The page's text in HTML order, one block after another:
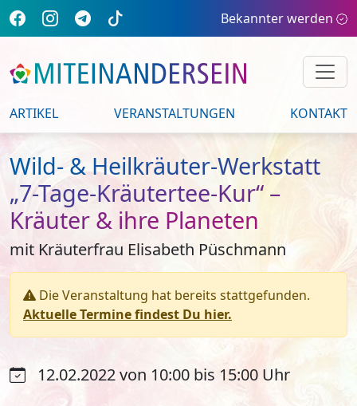
Bekannter werden
ARTIKEL VERANSTALTUNGEN KONTAKT
Wild- & Heilkräuter-Werkstatt
„7-Tage-Kräutertee-Kur“ –
Kräuter & ihre Planeten
mit Kräuterfrau Elisabeth Püschmann
Die Veranstaltung hat bereits stattgefunden.
Aktuelle Termine findest Du hier.
12.02.2022 von 10:00 bis 15:00 Uhr